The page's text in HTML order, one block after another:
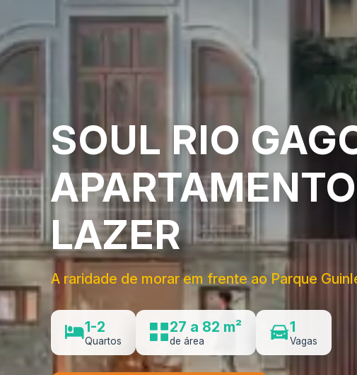
SOUL RIO
LAZER
A raridade de morar em frente ao Parque
1-2
Quartos
27 a 82 m²
de área
1
Vagas